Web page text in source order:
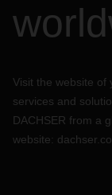
Visit the website of
services and
DACHSER from a
website: